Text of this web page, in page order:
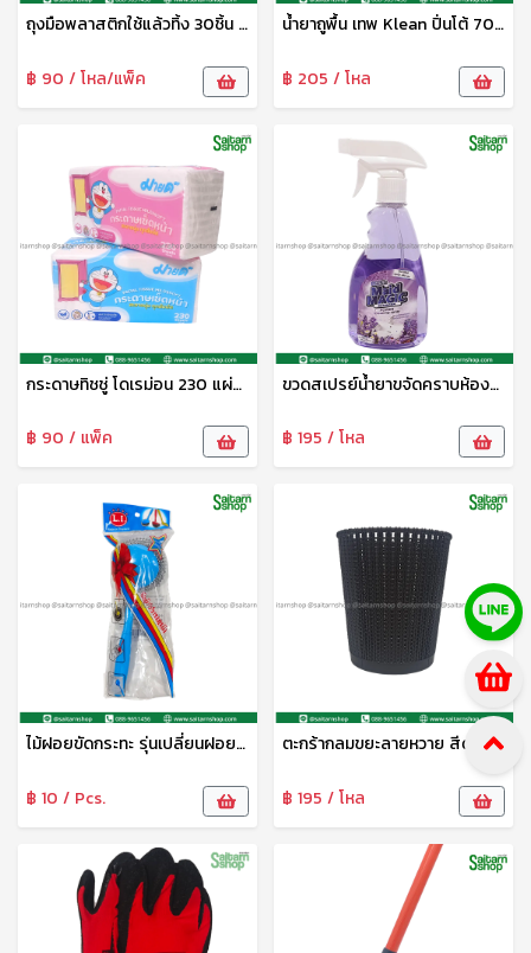
ถุงมือพลาสติกใช้แล้วทิ้ง 30ชิ้น แม่ค้า
฿ 90 / โหล/แพ็ค
น้ำยาถูพื้น เทพ Klean ปิ่นโต้ 700มล.
฿ 205 / โหล
กระดาษทิชชู่ โดเรม่อน 230 แผ่น ซอฟท์แพ็ค มายด์
฿ 90 / แพ็ค
ขวดสเปรย์น้ำยาขจัดคราบห้องน้ำ 480มล. เมดเมจิก
฿ 195 / โหล
ไม้ฝอยขัดกระทะ รุ่นเปลี่ยนฝอยได้ L.I.
฿ 10 / Pcs.
ตะกร้ากลมขยะลายหวาย สีดำ S-0032B SIP
฿ 195 / โหล